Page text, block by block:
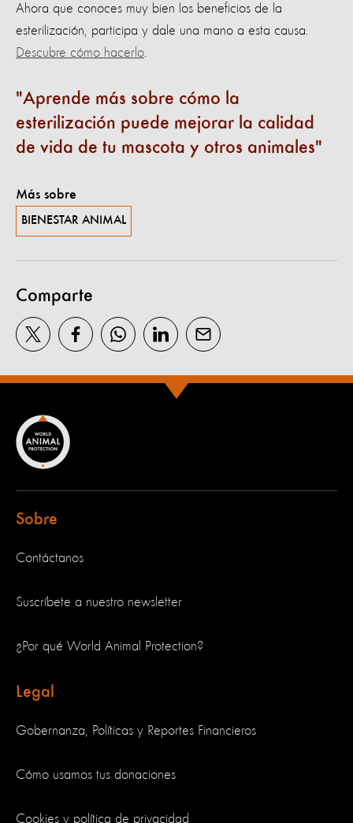
Ahora que conoces muy bien los beneficios de la
esterilización, participa y dale una mano a esta causa.
Descubre cómo hacerlo
Aprende más sobre cómo la
esterilización puede mejorar la calidad
de vida de tu mascota y otros animales
Más sobre
BIENESTAR ANIMAL
Comparte
Sobre
Contáctanos
Suscríbete a nuestro newsletter
¿Por qué World Animal Protection?
Legal
Gobernanza, Políticas y Reportes Financieros
Cómo usamos tus donaciones
Cookies y política de privacidad